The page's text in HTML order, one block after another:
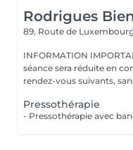
Rodrigues
89, Route de
INFORMATION IMPORTANTE : En cas de retard, la
séance sera réduite en
rendez-vous suivants,
Pressothérapie